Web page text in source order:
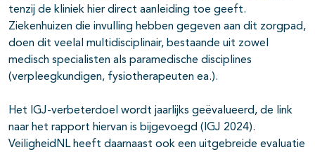
tenzij de kliniek hier direct aanleiding toe geeft.
Ziekenhuizen die invulling hebben gegeven aan dit zorgpad,
doen dit veelal multidisciplinair, bestaande uit zowel
medisch specialisten als paramedische disciplines
(verpleegkundigen, fysiotherapeuten ea.).
Het IGJ-verbeterdoel wordt jaarlijks geëvalueerd, de link
naar het rapport hiervan is bijgevoegd (IGJ 2024).
VeiligheidNL heeft daarnaast ook een uitgebreide evaluatie